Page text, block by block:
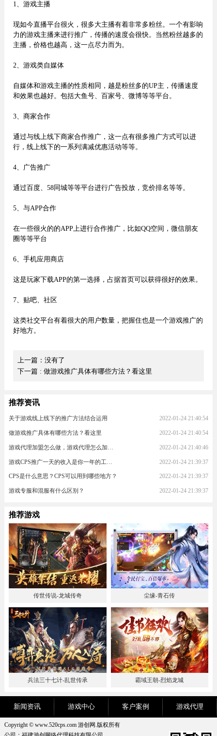
1、游戏主播
现如今直播平台很火，很多大主播有着非常多粉丝。一个有影响
力的游戏主播来进行推广，传播的速度会很快。当然粉丝越多的
主播，价格也越高，这一点尽力而为。
2、游戏类自媒体
自媒体和游戏主播的性质相同，越是粉丝多的UP主，传播速度
和效果也越好。包括大鱼号、百家号、微博等等平台。
3、商家合作
通过与线上线下商家合作推广，这一点有很多推广方式可以进
行，线上线下的一系列满减优惠活动等等。
4、广告推广
通过百度、58同城等等平台进行广告投放，竞价排名等等。
5、与APP合作
在一些很火的的APP上进行合作推广，比如QQ空间，微信朋友
圈等等平台
6、手机应用商店
这是玩家下载APP的第一选择，占据首页可以获得很好的效果。
7、贴吧、社区
这类社交平台有着很大的用户数量，把握住也是一个游戏推广的
好地方。
上一篇：没有了
下一篇 : 做游戏推广具体有哪些方法？看这里
推荐资讯
关于游戏线上线下的推广方法结合运用 2022-01-24 21:40:54
做游戏推广具体有哪些方法？看这里 2022-01-24 21:40:54
2022-01-24 21:40:46
2022-01-24 21:39:37
CPS是什么意思？CPS可以用到哪些地方？ 2022-01-24 21:39:37
游戏专服和混服有什么区别？ 2022-01-24 21:39:37
推荐游戏
传世传说-龙城传奇 尘缘-青石传
兵法三十七计-乱世传承 霸域王朝-烈焰龙城
新闻资讯 游戏中心 客户案例 游戏代理
Copyright © www.520cps.com 游创网.版权所有